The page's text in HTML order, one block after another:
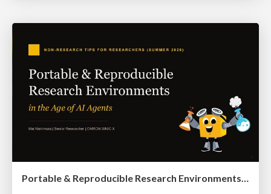
Portable & Reproducible Research Environments in the Age of AI Agents